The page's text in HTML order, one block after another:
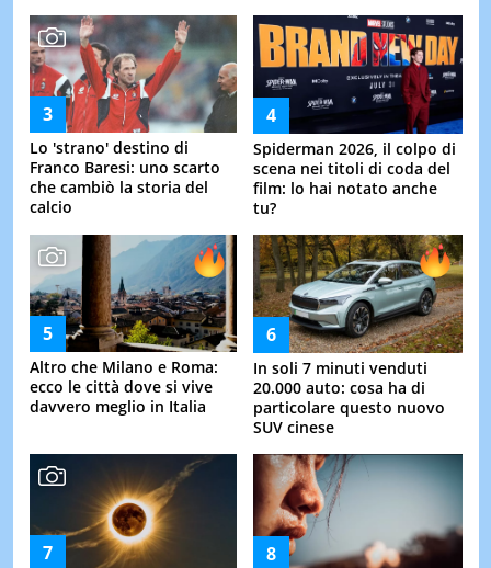
Lo 'strano' destino di
Franco Baresi: uno scarto
che cambiò la storia del
calcio
Spiderman 2026, il colpo di
scena nei titoli di coda del
film: lo hai notato anche
tu?
Altro che Milano e Roma:
ecco le città dove si vive
davvero meglio in Italia
In soli 7 minuti venduti
20.000 auto: cosa ha di
particolare questo nuovo
SUV cinese